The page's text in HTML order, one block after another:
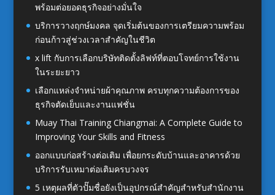
พร้อมต่อยอดธุรกิจอย่างมั่นใจ
บริการวางฤกษ์มงคล จุดเริ่มต้นของการเตรียมความพร้อม
ก่อนก้าวสู่ช่วงเวลาสำคัญในชีวิต
x lift กับการเลือกบริษัทติดตั้งลิฟท์ที่ตอบโจทย์การใช้งาน
ในระยะยาว
เลือกแหล่งจำหน่ายผ้าคุณภาพ ครบทุกความต้องการของ
ธุรกิจตัดเย็บและงานแฟชั่น
Muay Thai Training Chiangmai: A Complete Guide to
Improving Your Skills and Fitness
ออกแบบก่อสร้างต่อเติม เพื่อยกระดับบ้านและอาคารด้วย
บริการรับเหมาต่อเติมครบวงจร
5 เหตุผลที่ตัวปั๊มชื่อยังเป็นอุปกรณ์สำคัญสำหรับสำนักงาน